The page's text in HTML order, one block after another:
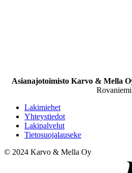
Asianajotoimisto Karvo & Mella
Rovaniemi
Lakimiehet
Yhteystiedot
Lakipalvelut
Tietosuojalauseke
© 2024 Karvo & Mella Oy